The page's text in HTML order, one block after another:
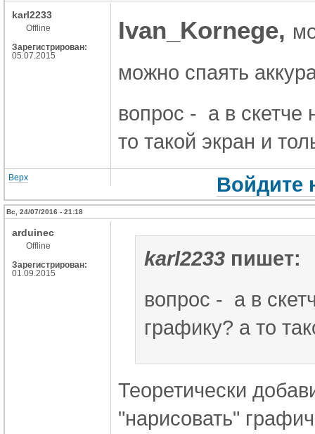
karl2233
Offline
Зарегистрирован:
05.07.2015
Ivan_Kornege,
можно спаять
вопрос - а в скетче
то такой экран и
Верх Войдите
Вс, 24/07/2016 - 21:18
arduinec
Offline
Зарегистрирован:
01.09.2015
karl2233 пишет:
вопрос - а в
графику? а то
Теоретически
"нарисовать"